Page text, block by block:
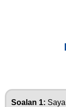
Soalan 1: